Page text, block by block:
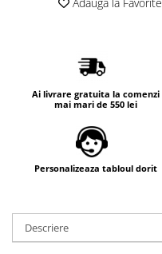
Adauga la Favorite
Ai livrare gratuita la comenzi
mai mari de 550 lei
Personalizeaza tabloul dorit
Descriere